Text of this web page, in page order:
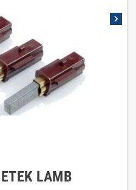
chevron_right
LAMB